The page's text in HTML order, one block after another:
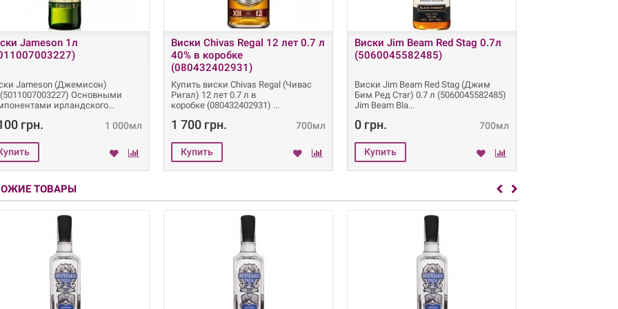
Jameson 1л
Jameson (Джемисон)
Основными
ирландского
1 000мл
грн.
Виски Chivas Regal 12 лет 0.7 л
40% в коробке
(080432402931)
Купить виски Chivas Regal (Чивас
Ригал) 12 лет 0.7 л в
коробке (080432402931)
700мл
1 700 грн.
Виски Jim Beam Red Stag 0.7л
(5060045582485)
Виски Jim Beam Red Stag (Джим
Бим Ред Стаг) 0.7 л (5060045582485)
Jim Beam Bla
700мл
0 грн.
ТОВАРЫ